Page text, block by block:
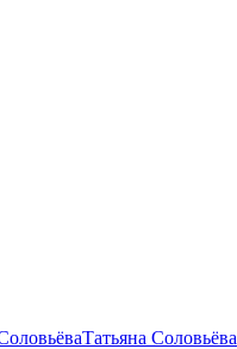
Татьяна Соловьёва